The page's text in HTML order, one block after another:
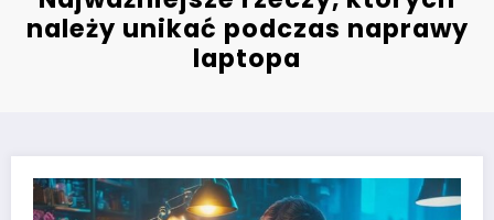
należy unikać podczas naprawy
laptopa